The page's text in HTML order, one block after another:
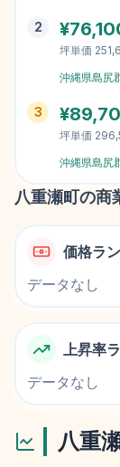
2 ¥
坪単価
沖縄県島尻
3 ¥
坪単価
沖縄県島尻
八重瀬町の商
価格ラ
データなし
上昇率
データなし
八重